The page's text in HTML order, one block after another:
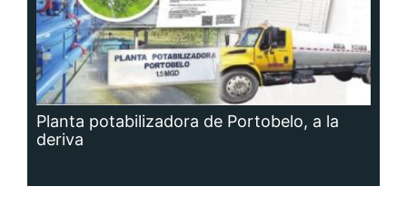
Planta potabilizadora de Portobelo, a la
deriva